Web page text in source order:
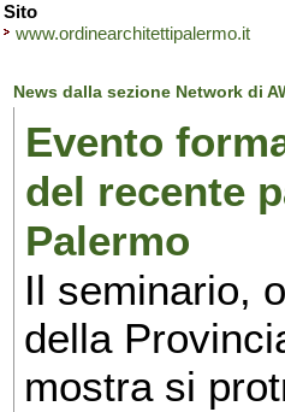
Sito
www.ordinearchitettipalermo.it
News dalla sezione Network di
Evento
del recente
Palermo
Il seminario,
della
mostra si